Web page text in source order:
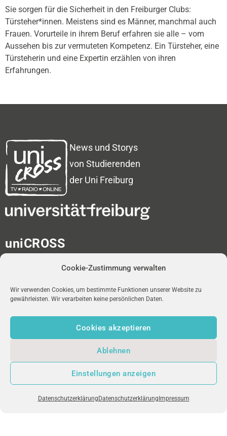
Cookie-Zustimmung verwalten
Wir verwenden Cookies, um bestimmte Funktionen unserer Website zu
gewährleisten. Wir verarbeiten keine persönlichen Daten.
Cookies akzeptieren
Ablehnen
Einstellungen anzeigen
Datenschutzerklärung Datenschutzerklärung Impressum
Sie sorgen für die Sicherheit in den Freiburger Clubs:
Türsteher*innen. Meistens sind es Männer, manchmal auch
Frauen. Vorurteile in ihrem Beruf erfahren sie alle – vom
Aussehen bis zur vermuteten Kompetenz. Ein Türsteher, eine
Türsteherin und eine Expertin erzählen von ihren
Erfahrungen.
News und Storys
von Studierenden
der Uni Freiburg
uniCROSS
Albert-Ludwigs-Universität
UniversitätsbibliothekMedienzentrum
Platz der Universität 2
redaktion-unicross[at]ub.uni-freiburg.de